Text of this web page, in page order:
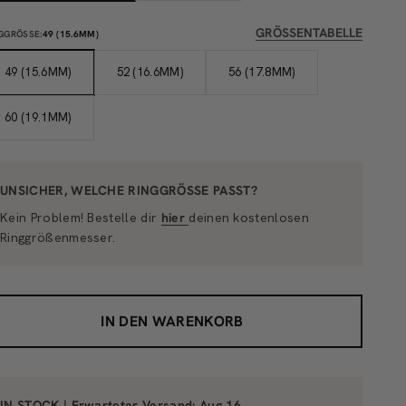
49 (15.6MM) GRÖSSENTABELLE
49 (15.6MM) 52 (16.6MM) 56 (17.8MM)
60 (19.1MM)
UNSICHER, WELCHE RINGGRÖSSE PASST?
Kein Problem! Bestelle dir hier deinen kostenlosen
Ringgrößenmesser.
IN DEN WARENKORB